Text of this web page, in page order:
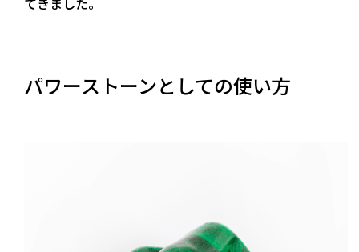
パワーストーンとしての使い方